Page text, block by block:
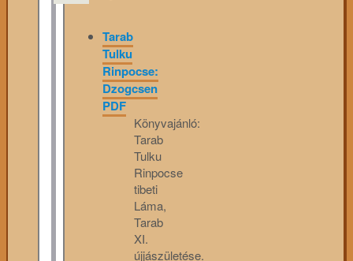
Tarab
Tulku
Rinpocse:
Dzogcsen
PDF
Könyvajánló:
Tarab
Tulku
Rinpocse
tibeti
Láma,
Tarab
XI.
újjászületése.